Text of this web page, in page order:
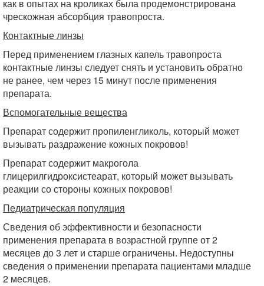
как в опытах на кроликах была продемонстрирована
чрескожная абсорбция травопроста.
Контактные линзы
Перед применением глазных капель травопроста
контактные линзы следует снять и установить обратно
не ранее, чем через 15 минут после применения
препарата.
Вспомогательные вещества
Препарат содержит пропиленгликоль, который может
вызывать раздражение кожных покровов!
Препарат содержит макрогола
глицерилгидроксистеарат, который может вызывать
реакции со стороны кожных покровов!
Педиатрическая популяция
Сведения об эффективности и безопасности
применения препарата в возрастной группе от 2
месяцев до 3 лет и старше ограничены. Недоступны
сведения о применении препарата пациентами младше
2 месяцев.